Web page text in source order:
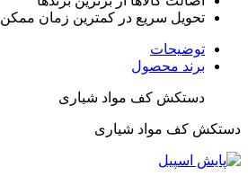
تحویل سریع در کمترین زمان ممکن
توضیحات
برند محصول
دستکش کف مواد شیاری
دستکش کف مواد شیاری